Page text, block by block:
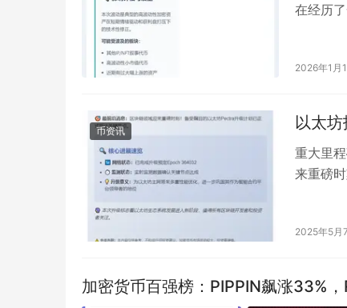
在经历
2026年1月
币资讯 以太
重大里
来重磅
2025年5月
加密货币百强榜：PIPPIN飙涨33%，